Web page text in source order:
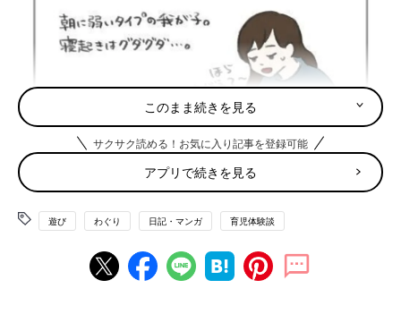
我が子もだいぶ話がわかるようになってきましたが、まだ思った
このまま続きを見る
サクサク読める！お気に入り記事を登録可能
アプリで続きを見る
遊び わぐり 日記・マンガ 育児体験談